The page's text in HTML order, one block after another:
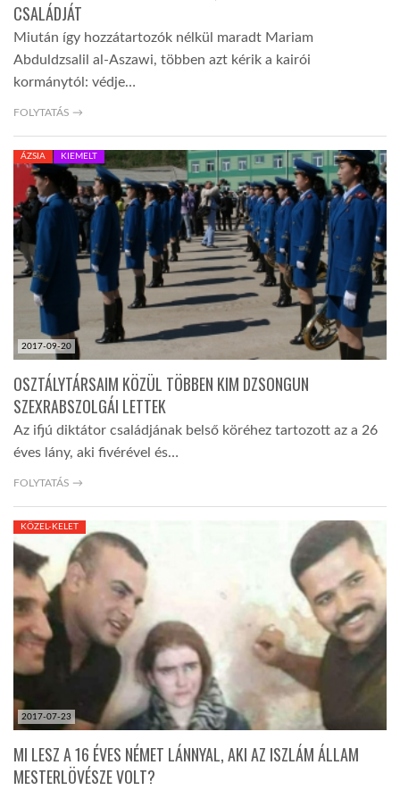
A NAP SZÉPE
LINKTR.EE
GLOBOZSARU
DOBRAVERO.HU
LATIMO.HU
GLOBOBOOK
CSALÁDJÁT
Miután így hozzátartozók nélkül maradt Mariam
Abduldzsalil al-Aszawi, többen azt kérik a kairói
kormánytól: védje…
FOLYTATÁS →
2017-09-20
ÁZSIA KIEMELT
OSZTÁLYTÁRSAIM KÖZÜL TÖBBEN KIM DZSONGUN
SZEXRABSZOLGÁI LETTEK
Az ifjú diktátor családjának belső köréhez tartozott az a 26
éves lány, aki fivérével és…
FOLYTATÁS →
2017-07-23
KÖZEL-KELET
MI LESZ A 16 ÉVES NÉMET LÁNNYAL, AKI AZ ISZLÁM ÁLLAM
MESTERLÖVÉSZE VOLT?